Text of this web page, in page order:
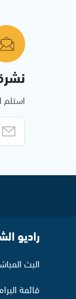
راديو
البث
قائمة